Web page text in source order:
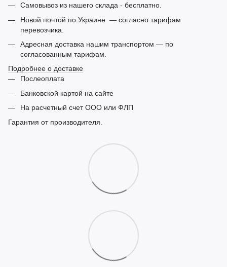
Самовывоз из нашего склада - бесплатно.
Новой почтой по Украине — согласно тарифам
перевозчика.
Адресная доставка нашим транспортом — по
согласованным тарифам.
Подробнее о доставке
Послеоплата
Банковской картой на сайте
На расчетный счет ООО или ФЛП
Гарантия от производителя.